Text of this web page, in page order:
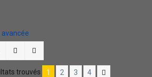
Rechercher
trouvés 1 2 3 4